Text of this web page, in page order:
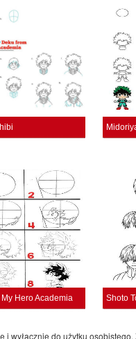
My Hero Academia
i wyłącznie do użytku